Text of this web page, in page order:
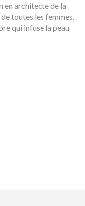
en architecte de la
toutes les femmes.
qui infuse la peau